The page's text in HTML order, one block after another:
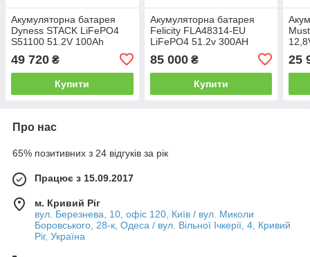
Акумуляторна батарея
Dyness STACK LiFePO4
S51100 51.2V 100Ah
49 720 ₴
Купити
Акумуляторна батарея
Felicity FLA48314-EU
LiFePO4 51.2v 300AH
85 000₴
Купити
25
Про нас
65% позитивних з 24 відгуків за рік
Працює з 15.09.2017
м. Кривий Ріг
вул. Березнева, 10, офіс 120, Київ / вул. Миколи
Боровського, 28-к, Одеса / вул. Вільної Ічкерії, 4, Кривий
Ріг, Україна